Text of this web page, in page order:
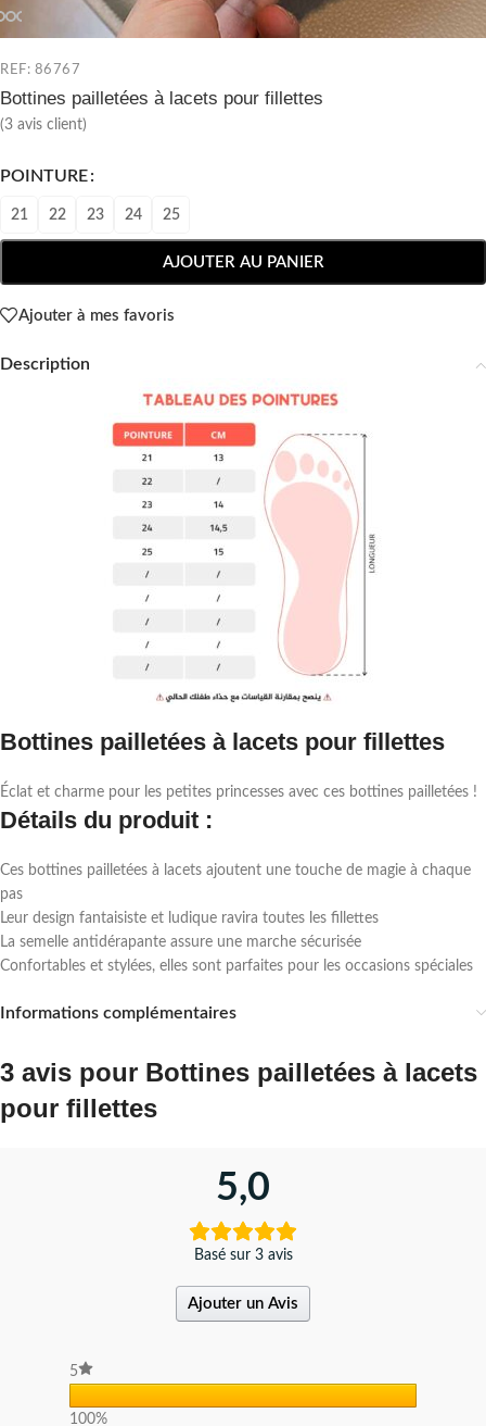
REF: 86767
Bottines pailletées à lacets pour fillettes
(3 avis client)
POINTURE
21 22 23 24 25
AJOUTER AU PANIER
Ajouter à mes favoris
Description
Bottines pailletées à lacets pour fillettes
Éclat et charme pour les petites princesses avec ces bottines pailletées !
Détails du produit :
Ces bottines pailletées à lacets ajoutent une touche de magie à chaque
pas
Leur design fantaisiste et ludique ravira toutes les fillettes
La semelle antidérapante assure une marche sécurisée
Confortables et stylées, elles sont parfaites pour les occasions spéciales
Informations complémentaires
3 avis pour Bottines pailletées à lacets
pour fillettes
5,0
Basé sur 3 avis
Ajouter un Avis
5
100%